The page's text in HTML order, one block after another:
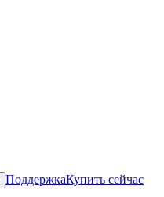
ПоддержкаКупить сейчас